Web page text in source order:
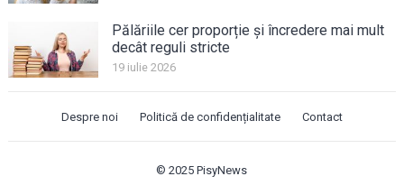
Pălăriile cer proporție și încredere mai mult
decât reguli stricte
19 iulie 2026
Despre noi Politică de confidențialitate Contact
© 2025PisyNews